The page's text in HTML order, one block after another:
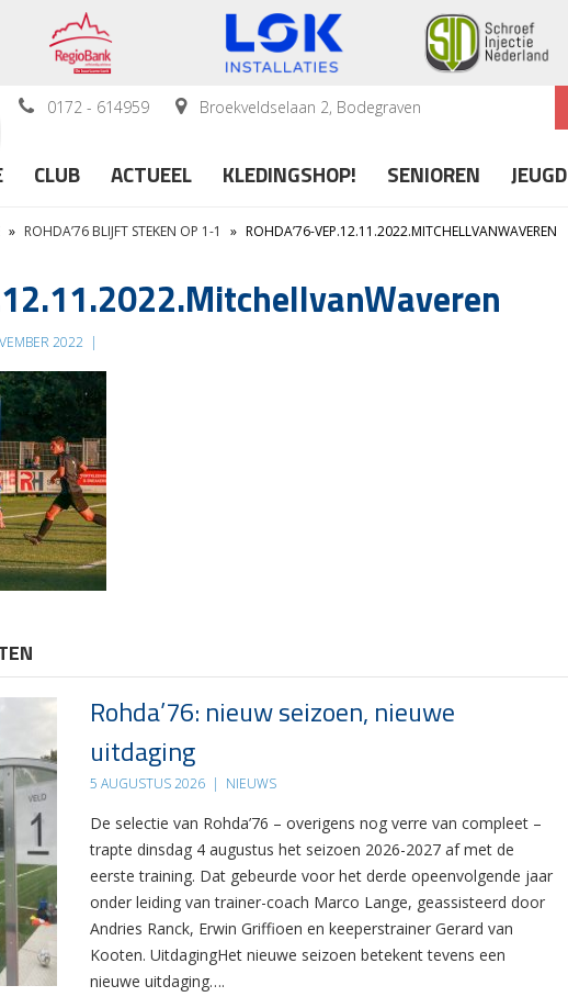
0172 - 614959 Broekveldselaan 2, Bodegraven
CLUB ACTUEEL KLEDINGSHOP! SENIOREN JEUGD
» ROHDA’76 BLIJFT STEKEN OP 1-1 » ROHDA’76-VEP.12.11.2022.MITCHELLVANWAVEREN
2022 |
Rohda’76: nieuw seizoen, nieuwe
uitdaging
5 AUGUSTUS 2026 | NIEUWS
De selectie van Rohda’76 – overigens nog verre van compleet –
trapte dinsdag 4 augustus het seizoen 2026-2027 af met de
eerste training. Dat gebeurde voor het derde opeenvolgende jaar
onder leiding van trainer-coach Marco Lange, geassisteerd door
Andries Ranck, Erwin Griffioen en keeperstrainer Gerard van
Kooten. UitdagingHet nieuwe seizoen betekent tevens een
nieuwe uitdaging….